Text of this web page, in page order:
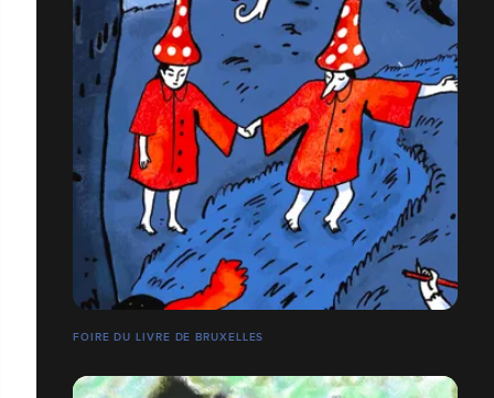
FOIRE DU LIVRE DE BRUXELLES